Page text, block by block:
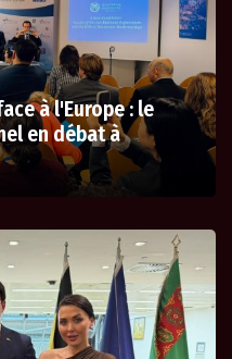
à l'Europe : le
en débat à